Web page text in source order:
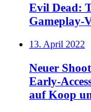
Evil Dead:
Gameplay-
13. April 2022
Neuer
Early-
auf Koop